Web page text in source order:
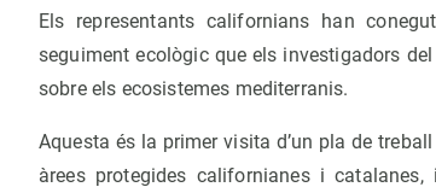
Els representants californians han
seguiment ecològic que els investigadors
sobre els ecosistemes mediterranis.
Aquesta és la primer visita d’un pla de
àrees protegides californianes i